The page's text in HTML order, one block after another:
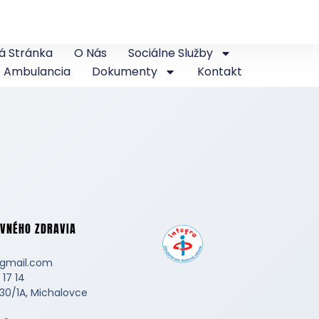
Stránka O Nás
Sociálne Služby
Ambulancia
Dokumenty Kontakt
ZDRAVIA
14
1A, Michalovce